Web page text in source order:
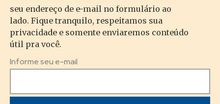
seu endereço de e-mail no formulário ao
lado. Fique tranquilo, respeitamos sua
privacidade e somente enviaremos conteúdo
útil pra você.
Informe seu e-mail